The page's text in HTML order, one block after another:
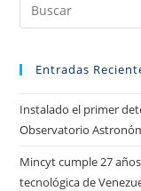
Entradas
Instalado el primer
Observatorio
Mincyt cumple 27
tecnológica de